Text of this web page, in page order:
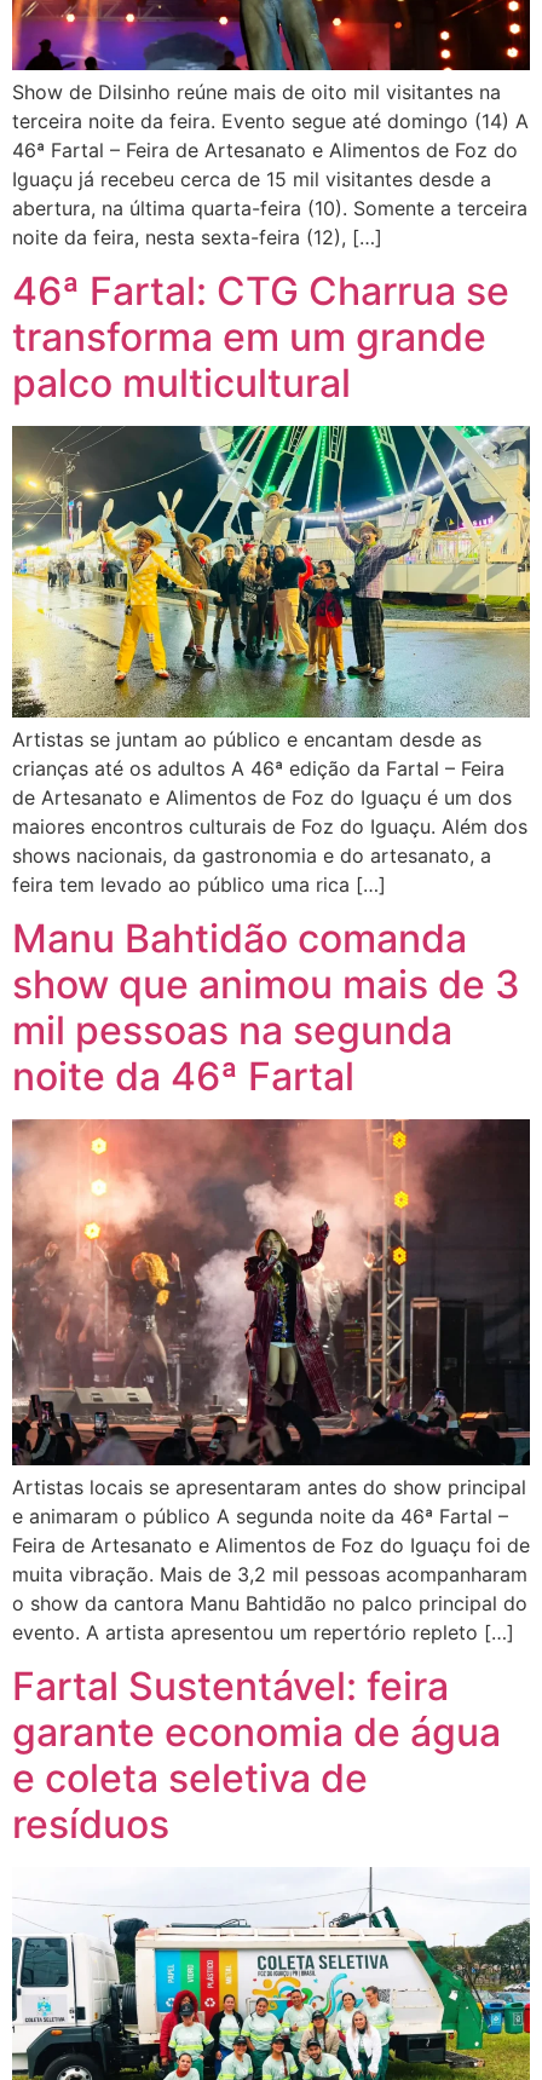
Show de Dilsinho reúne mais de oito mil visitantes na
terceira noite da feira. Evento segue até domingo (14) A
46ª Fartal – Feira de Artesanato e Alimentos de Foz do
Iguaçu já recebeu cerca de 15 mil visitantes desde a
abertura, na última quarta-feira (10). Somente a terceira
noite da feira, nesta sexta-feira (12), […]
46ª Fartal: CTG Charrua se
transforma em um grande
palco multicultural
Artistas se juntam ao público e encantam desde as
crianças até os adultos A 46ª edição da Fartal – Feira
de Artesanato e Alimentos de Foz do Iguaçu é um dos
maiores encontros culturais de Foz do Iguaçu. Além dos
shows nacionais, da gastronomia e do artesanato, a
feira tem levado ao público uma rica […]
Manu Bahtidão comanda
show que animou mais de 3
mil pessoas na segunda
noite da 46ª Fartal
Artistas locais se apresentaram antes do show principal
e animaram o público A segunda noite da 46ª Fartal –
Feira de Artesanato e Alimentos de Foz do Iguaçu foi de
muita vibração. Mais de 3,2 mil pessoas acompanharam
o show da cantora Manu Bahtidão no palco principal do
evento. A artista apresentou um repertório repleto […]
Fartal Sustentável: feira
garante economia de água
e coleta seletiva de
resíduos